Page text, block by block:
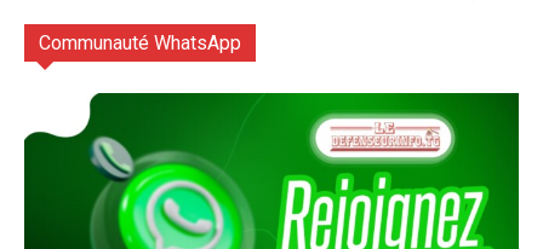
Communauté WhatsApp